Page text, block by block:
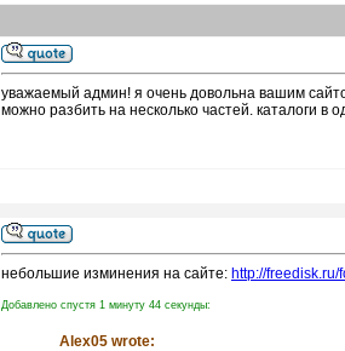
уважаемый админ! я очень довольна вашим
можно разбить на несколько частей. каталоги в
небольшие изминения на сайте: http://
Добавлено спустя 1 минуту 44 секунды:
Alex05 wrote: